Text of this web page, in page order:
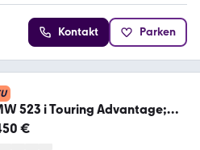
Kontakt Parken
523 i Touring Advantage;
PANO/ LEDER/ ..AHK
€